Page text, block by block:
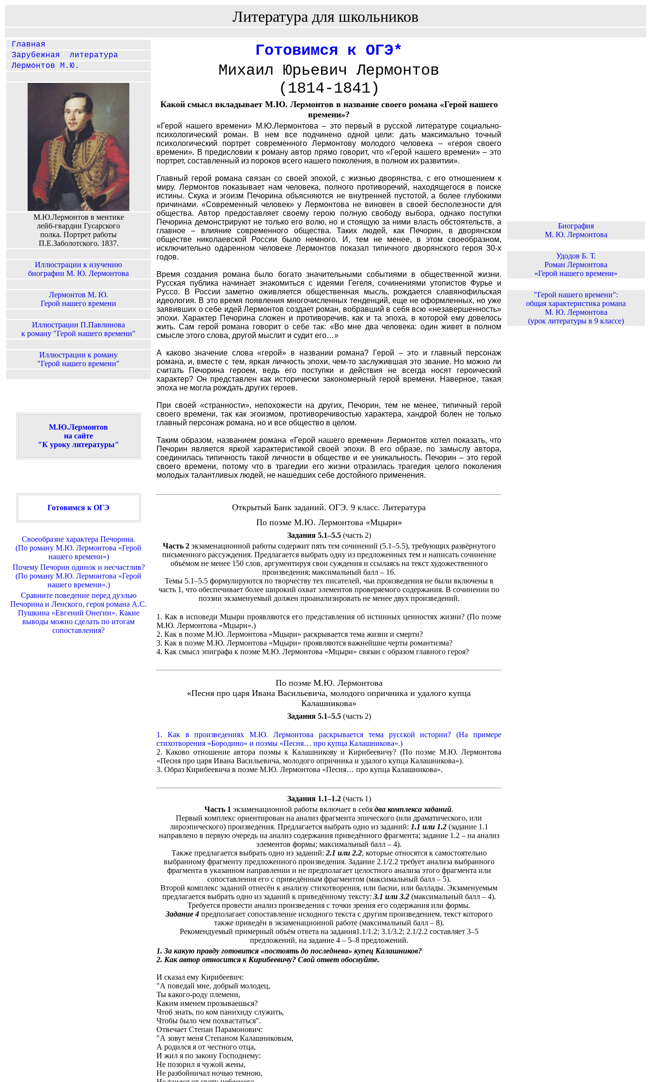
Литература для школьников
Главная
Зарубежная литература
Лермонтов М.Ю.
М.Ю.Лермонтов в ментике
лейб-гвардии Гусарского
полка. Портрет работы
П.Е.Заболотского. 1837.
Иллюстрации к изучению
биографии М. Ю. Лермонтова
Лермонтов М. Ю.
Герой нашего времени
Иллюстрации П.Павлинова
к роману "Герой нашего времени"
Иллюстрации к роману
"Герой нашего времени"
М.Ю.Лермонтов
на сайте
"К уроку литературы"
Готовимся к ОГЭ
Своеобразие характера Печорина.
(По роману М.Ю. Лермонтова «Герой
нашего времени»)
Почему Печорин одинок и несчастлив?
(По роману М.Ю. Лермонтова «Герой
нашего времени».)
Сравните поведение перед дуэлью
Печорина и Ленского, героя романа А.С.
Пушкина «Евгений Онегин». Какие
выводы можно сделать по итогам
сопоставления?
Готовимся к ОГЭ*
Михаил Юрьевич Лермонтов
(1814-1841)
Какой смысл вкладывает М.Ю. Лермонтов в название своего романа «Герой нашего
времени»?
«Герой нашего времени» М.Ю.Лермонтова – это первый в русской литературе социально-
психологический роман. В нем все подчинено одной цели: дать максимально точный
психологический портрет современного Лермонтову молодого человека – «героя своего
времени». В предисловии к роману автор прямо говорит, что «Герой нашего времени» – это
портрет, составленный из пороков всего нашего поколения, в полном их развитии».
Главный герой романа связан со своей эпохой, с жизнью дворянства, с его отношением к
миру. Лермонтов показывает нам человека, полного противоречий, находящегося в поиске
истины. Скука и эгоизм Печорина объясняются не внутренней пустотой, а более глубокими
причинами. «Современный человек» у Лермонтова не виновен в своей бесполезности для
общества. Автор предоставляет своему герою полную свободу выбора, однако поступки
Печорина демонстрируют не только его волю, но и стоящую за ними власть обстоятельств, а
главное – влияние современного общества. Таких людей, как Печорин, в дворянском
обществе николаевской России было немного. И, тем не менее, в этом своеобразном,
исключительно одаренном человеке Лермонтов показал типичного дворянского героя 30-х
годов.
Время создания романа было богато значительными событиями в общественной жизни.
Русская публика начинает знакомиться с идеями Гегеля, сочинениями утопистов Фурье и
Руссо. В России заметно оживляется общественная мысль, рождается славянофильская
идеология. В это время появления многочисленных тенденций, еще не оформленных, но уже
заявивших о себе идей Лермонтов создает роман, вобравший в себя всю «незавершенность»
эпохи. Характер Печорина сложен и противоречив, как и та эпоха, в которой ему довелось
жить. Сам герой романа говорит о себе так: «Во мне два человека: один живет в полном
смысле этого слова, другой мыслит и судит его…»
А каково значение слова «герой» в названии романа? Герой – это и главный персонаж
романа, и, вместе с тем, яркая личность эпохи, чем-то заслужившая это звание. Но можно ли
считать Печорина героем, ведь его поступки и действия не всегда носят героический
характер? Он представлен как исторически закономерный герой времени. Наверное, такая
эпоха не могла рождать других героев.
При своей «странности», непохожести на других, Печорин, тем не менее, типичный герой
своего времени, так как эгоизмом, противоречивостью характера, хандрой болен не только
главный персонаж романа, но и все общество в целом.
Таким образом, названием романа «Герой нашего времени» Лермонтов хотел показать, что
Печорин является яркой характеристикой своей эпохи. В его образе, по замыслу автора,
соединилась типичность такой личности в обществе и ее уникальность. Печорин – это герой
своего времени, потому что в трагедии его жизни отразилась трагедия целого поколения
молодых талантливых людей, не нашедших себе достойного применения.
Открытый Банк заданий. ОГЭ. 9 класс. Литература
По поэме М.Ю. Лермонтова «Мцыри»
Задания 5.1–5.5(часть 2)
Часть 2экзаменационной работы содержит пять тем сочинений (5.1–5.5), требующих развёрнутого
письменного рассуждения. Предлагается выбрать одну из предложенных тем и написать сочинение
объёмом не менее 150 слов, аргументируя свои суждения и ссылаясь на текст художественного
произведения; максимальный балл – 16.
Темы 5.1–5.5 формулируются по творчеству тех писателей, чьи произведения не были включены в
часть 1, что обеспечивает более широкий охват элементов проверяемого содержания. В сочинении по
поэзии экзаменуемый должен проанализировать не менее двух произведений.
1. Как в исповеди Мцыри проявляются его представления об истинных ценностях жизни? (По поэме
М.Ю. Лермонтова «Мцыри».)
2. Как в поэме М.Ю. Лермонтова «Мцыри» раскрывается тема жизни и смерти?
3. Как в поэме М.Ю. Лермонтова «Мцыри» проявляются важнейшие черты романтизма?
4. Как смысл эпиграфа к поэме М.Ю. Лермонтова «Мцыри» связан с образом главного героя?
По поэме М.Ю. Лермонтова
«Песня про царя Ивана Васильевича, молодого опричника и удалого купца
Калашникова»
Задания 5.1–5.5(часть 2)
1. Как в произведениях М.Ю. Лермонтова раскрывается тема русской истории? (На примере
стихотворения «Бородино» и поэмы «Песня… про купца Калашникова».)
2. Каково отношение автора поэмы к Калашникову и Кирибеевичу? (По поэме М.Ю. Лермонтова
«Песня про царя Ивана Васильевича, молодого опричника и удалого купца Калашникова»).
3. Образ Кирибеевича в поэме М.Ю. Лермонтова «Песня… про купца Калашникова».
Задания 1.1–1.2 (часть 1)
Часть 1 экзаменационной работы включает в себя два комплекса заданий.
Первый комплекс ориентирован на анализ фрагмента эпического (или драматического, или
лироэпического) произведения. Предлагается выбрать одно из заданий: 1.1 или 1.2(задание 1.1
направлено в первую очередь на анализ содержания приведённого фрагмента; задание 1.2 – на анализ
элементов формы; максимальный балл – 4).
Также предлагается выбрать одно из заданий: 2.1 или 2.2, которые относятся к самостоятельно
выбранному фрагменту предложенного произведения. Задание 2.1/2.2 требует анализа выбранного
фрагмента в указанном направлении и не предполагает целостного анализа этого фрагмента или
сопоставления его с приведённым фрагментом (максимальный балл – 5).
Второй комплекс заданий отнесён к анализу стихотворения, или басни, или баллады. Экзаменуемым
предлагается выбрать одно из заданий к приведённому тексту: 3.1 или 3.2(максимальный балл – 4).
Требуется провести анализ произведения с точки зрения его содержания или формы.
Задание 4предполагает сопоставление исходного текста с другим произведением, текст которого
также приведён в экзаменационной работе (максимальный балл – 8).
Рекомендуемый примерный объём ответа на задания1.1/1.2; 3.1/3.2; 2.1/2.2 составляет 3–5
предложений, на задание 4 – 5–8 предложений.
1. За какую правду готовится «постоять до последнева» купец Калашников?
2. Как автор относится к Кирибеевичу? Свой ответ обоснуйте.
И сказал ему Кирибеевич:
"А поведай мне, добрый молодец,
Ты какого-роду племени,
Каким именем прозываешься?
Чтоб знать, по ком панихиду служить,
Чтобы было чем похвастаться".
Отвечает Степан Парамонович:
"А зовут меня Степаном Калашниковым,
А родился я от честного отца,
И жил я по закону Господнему:
Не позорил я чужой жены,
Не разбойничал ночью темною,
Биография
М. Ю. Лермонтова
Удодов Б. Т.
Роман Лермонтова
«Герой нашего времени»
"Герой нашего времени":
общая характеристика романа
М. Ю. Лермонтова
(урок литературы в 9 классе)